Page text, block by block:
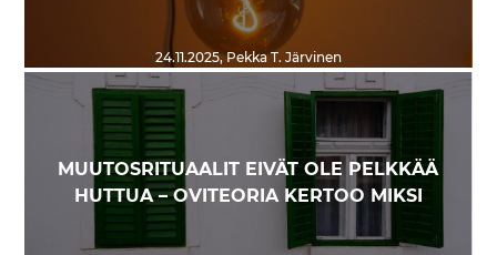
24.11.2025,Pekka T. Järvinen
MUUTOSRITUAALIT EIVÄT OLE PELKKÄÄ
HUTTUA – OVITEORIA KERTOO MIKSI